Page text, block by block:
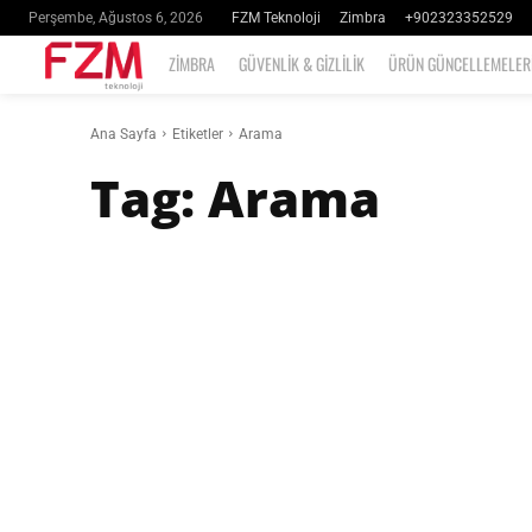
Perşembe, Ağustos 6, 2026 FZM Teknoloji Zimbra +902323352529
ZIMBRA GÜVENLIK & GIZLILIK ÜRÜN
Ana Sayfa Etiketler Arama
Tag: Arama